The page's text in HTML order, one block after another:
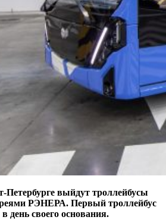
выйдут троллейбусы
РЭНЕРА. Первый троллейбус
день своего основания.